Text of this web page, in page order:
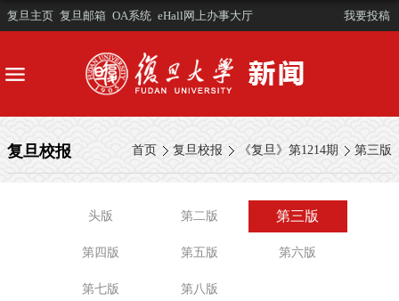
复旦主页 复旦邮箱 OA系统 eHall网上办事大厅 我要投稿
首页 复旦校报 《复旦》第1214期 第三版
复旦校报
头版 第二版 第三版
第四版 第五版 第六版
第七版 第八版